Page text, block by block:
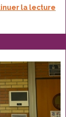
la lecture